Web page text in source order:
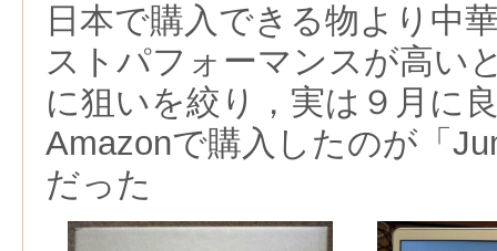
日本で購入できる物より中
ストパフォーマンスが高い
に狙いを絞り，実は９月に
Amazonで購入したのが「
だった